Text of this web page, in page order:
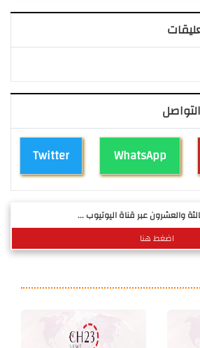
Twitter WhatsApp
والعشرون عبر قناة اليوتيوب ...
اضغط هنا